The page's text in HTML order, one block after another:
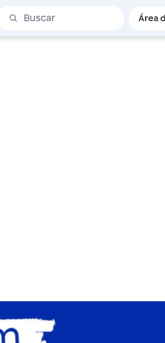
Barra de busca
Área